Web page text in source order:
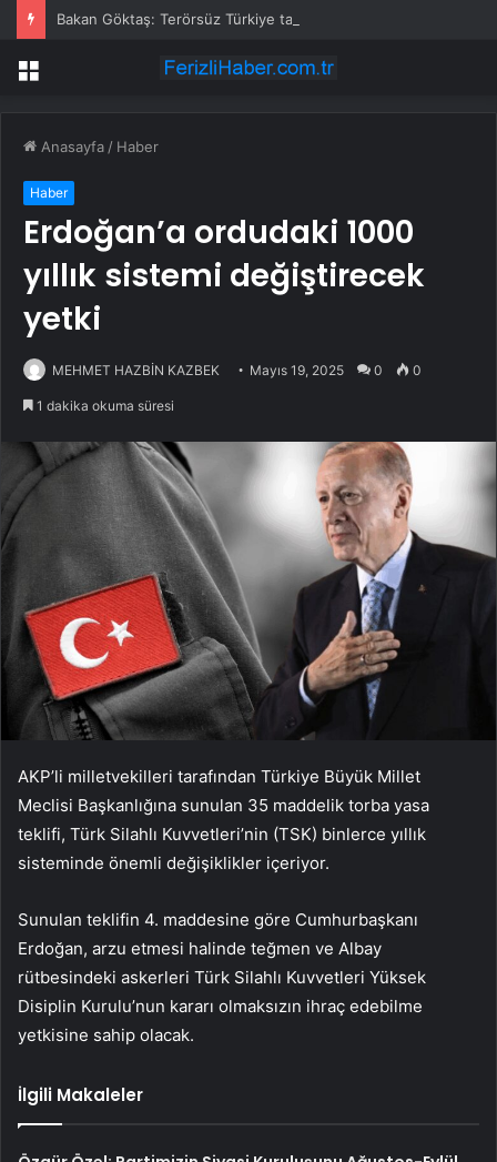
Bakan Göktaş: Terörsüz Türkiye tarihi bir adımdır
Menü
Anasayfa / Haber
Haber
Erdoğan’a ordudaki 1000
yıllık sistemi değiştirecek
yetki
MEHMET HAZBİN KAZBEK Mayıs 19, 2025 0 0
1 dakika okuma süresi
AKP’li milletvekilleri tarafından Türkiye Büyük Millet
Meclisi Başkanlığına sunulan 35 maddelik torba yasa
teklifi, Türk Silahlı Kuvvetleri’nin (TSK) binlerce yıllık
sisteminde önemli değişiklikler içeriyor.
Sunulan teklifin 4. maddesine göre Cumhurbaşkanı
Erdoğan, arzu etmesi halinde teğmen ve Albay
rütbesindeki askerleri Türk Silahlı Kuvvetleri Yüksek
Disiplin Kurulu’nun kararı olmaksızın ihraç edebilme
yetkisine sahip olacak.
İlgili Makaleler